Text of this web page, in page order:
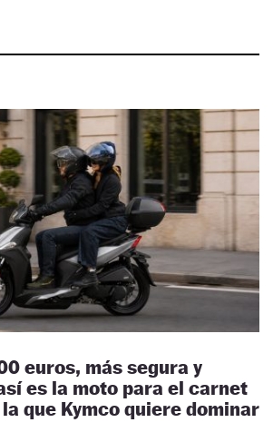
euros, más segura y
es la moto para el carnet
que Kymco quiere dominar